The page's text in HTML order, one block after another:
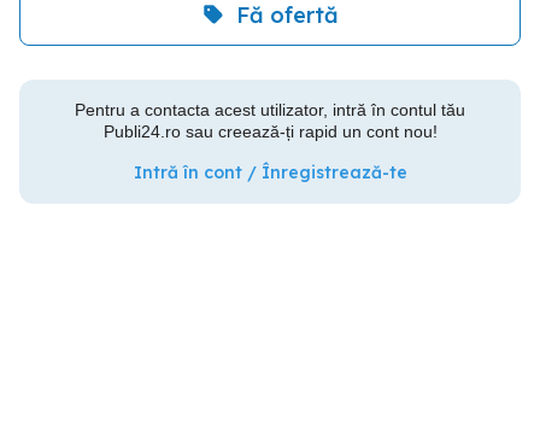
Fă ofertă
Pentru a contacta acest utilizator, intră în contul tău
Publi24.ro sau creează-ți rapid un cont nou!
Intră în cont / Înregistrează-te